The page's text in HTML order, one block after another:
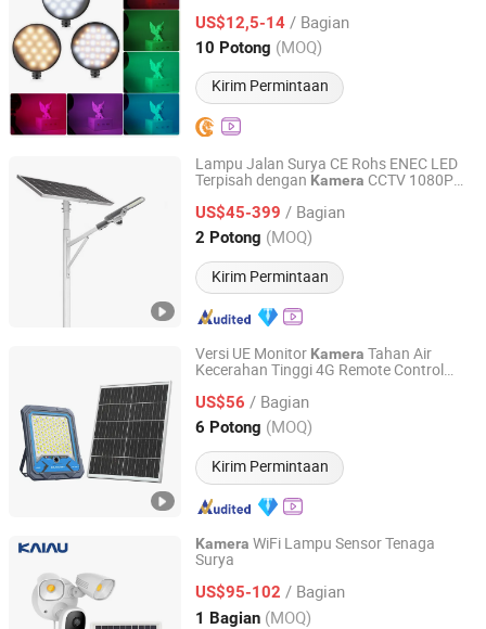
KameraDSLR Smartphone Mic-R66RGB
US$12,5-14 / Bagian
10 Potong (MOQ)
Kirim Permintaan
Guangdong, China Harga mulai 2025
Lampu Jalan Surya CE Rohs ENEC LED
Terpisah dengan Kamera CCTV 1080P
US$45-399 / Bagian
2 Potong (MOQ)
Kirim Permintaan
Shenzhen BBier Lighting Co., Ltd.
Guangdong, China Harga mulai 2012
Versi UE Monitor Kamera Tahan Air
Kecerahan Tinggi 4G Remote Control
US$56 / Bagian
6 Potong (MOQ)
Kirim Permintaan
Yangzhou Bessent Trading Co., Ltd.
Jiangsu, China Harga mulai 2022
Kamera WiFi Lampu Sensor Tenaga
Surya
US$95-102 / Bagian
1 Bagian (MOQ)
Ningbo Haishu Kaiau Electronics Co., Ltd.
Zhejiang, China Harga mulai 2011